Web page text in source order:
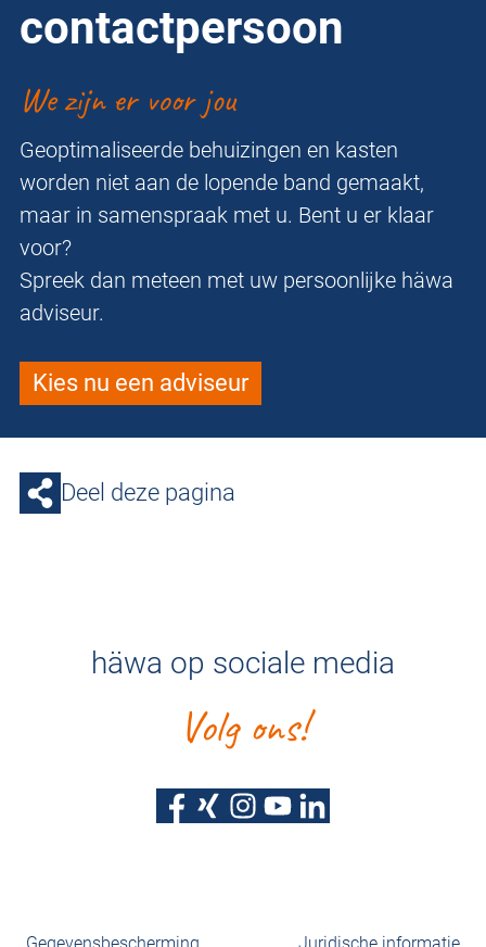
contactpersoon
We zijn er voor jou
Geoptimaliseerde behuizingen en kasten
worden niet aan de lopende band gemaakt,
maar in samenspraak met u. Bent u er klaar
voor?
Spreek dan meteen met uw persoonlijke häwa
adviseur.
Kies nu een adviseur
Deel deze pagina
häwa op sociale media
Volg ons!